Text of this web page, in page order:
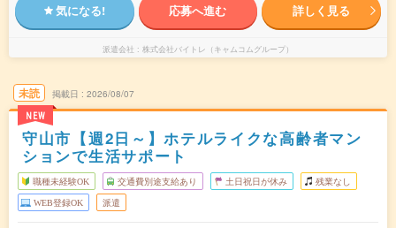
気になる! 応募へ進む 詳しく見る
派遣会社 株式会社バイトレ（キャムコムグループ）
未読
NEW
掲載日 2026/08/07
守山市【週2日～】ホテルライクな高齢者マン
ションで生活サポート
職種未経験OK 交通費別途支給あり 土日祝日が休み 残業なし
WEB登録OK 派遣